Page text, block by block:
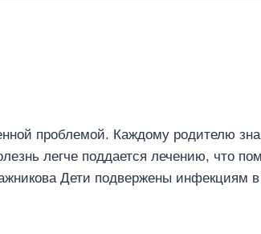
проблемой. Каждому родителю
легче поддается лечению, что
Дети подвержены инфекциям